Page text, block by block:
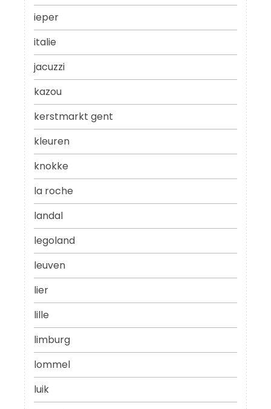
ieper
italie
jacuzzi
kazou
kerstmarkt gent
kleuren
knokke
la roche
landal
legoland
leuven
lier
lille
limburg
lommel
luik